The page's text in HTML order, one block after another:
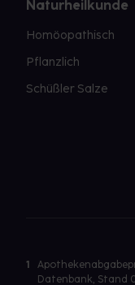
Naturheilkunde
Homöopathisch
Pflanzlich
Schüßler Salze
1
Datenbank, Stand